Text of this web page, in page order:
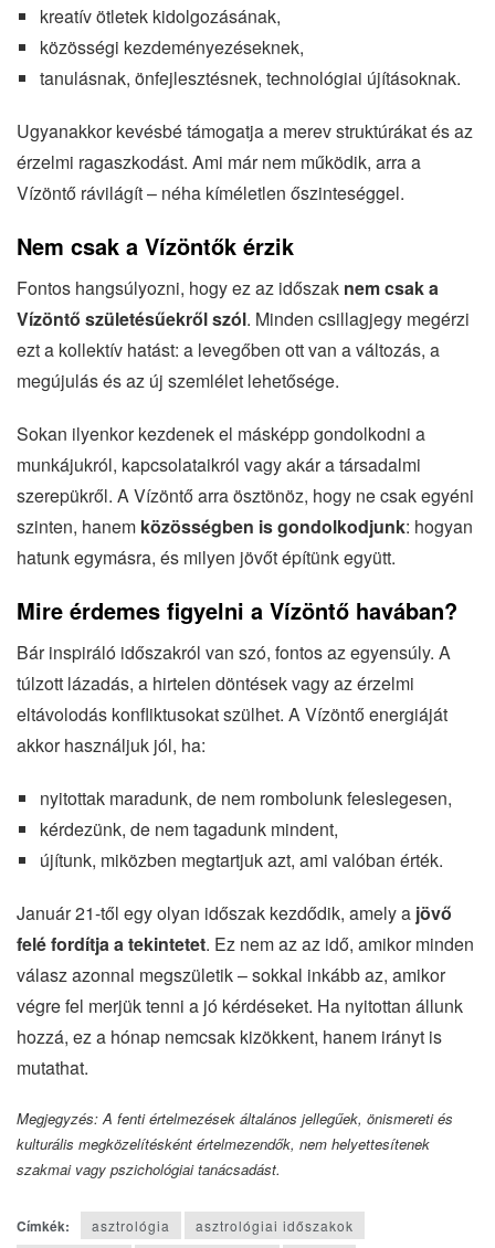
kreatív ötletek kidolgozásának,
közösségi kezdeményezéseknek,
tanulásnak, önfejlesztésnek, technológiai újításoknak.
Ugyanakkor kevésbé támogatja a merev struktúrákat és az
érzelmi ragaszkodást. Ami már nem működik, arra a
Vízöntő rávilágít – néha kíméletlen őszinteséggel.
Nem csak a Vízöntők érzik
Fontos hangsúlyozni, hogy ez az időszak nem csak a
Vízöntő születésűekről szól. Minden csillagjegy megérzi
ezt a kollektív hatást: a levegőben ott van a változás, a
megújulás és az új szemlélet lehetősége.
Sokan ilyenkor kezdenek el másképp gondolkodni a
munkájukról, kapcsolataikról vagy akár a társadalmi
szerepükről. A Vízöntő arra ösztönöz, hogy ne csak egyéni
szinten, hanem közösségben is gondolkodjunk: hogyan
hatunk egymásra, és milyen jövőt építünk együtt.
Mire érdemes figyelni a Vízöntő havában?
Bár inspiráló időszakról van szó, fontos az egyensúly. A
túlzott lázadás, a hirtelen döntések vagy az érzelmi
eltávolodás konfliktusokat szülhet. A Vízöntő energiáját
akkor használjuk jól, ha:
nyitottak maradunk, de nem rombolunk feleslegesen,
kérdezünk, de nem tagadunk mindent,
újítunk, miközben megtartjuk azt, ami valóban érték.
Január 21-től egy olyan időszak kezdődik, amely a jövő
felé fordítja a tekintetet. Ez nem az az idő, amikor minden
válasz azonnal megszületik – sokkal inkább az, amikor
végre fel merjük tenni a jó kérdéseket. Ha nyitottan állunk
hozzá, ez a hónap nemcsak kizökkent, hanem irányt is
mutathat.
Megjegyzés: A fenti értelmezések általános jellegűek, önismereti és
kulturális megközelítésként értelmezendők, nem helyettesítenek
szakmai vagy pszichológiai tanácsadást.
Címkék: asztrológia asztrológiai időszakok